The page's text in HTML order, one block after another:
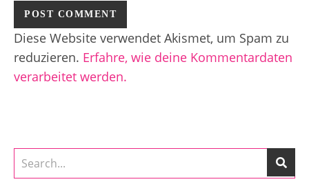
Diese Website verwendet Akismet, um Spam zu
reduzieren. Erfahre, wie deine Kommentardaten
verarbeitet werden.